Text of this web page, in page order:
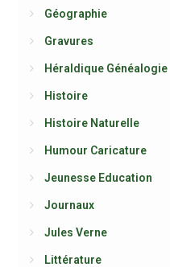
Géographie
Gravures
Héraldique Généalogie
Histoire
Histoire Naturelle
Humour Caricature
Jeunesse Education
Journaux
Jules Verne
Littérature